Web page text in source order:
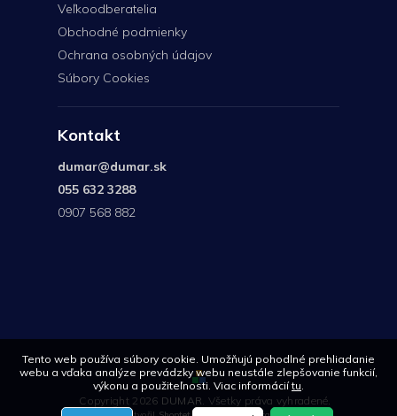
Tento web používa súbory cookie. Umožňujú pohodlné prehliadanie
webu a vďaka analýze prevádzky webu neustále zlepšovanie funkcií,
výkonu a použiteľnosti. Viac informáciítu.
Veľkoodberatelia
Obchodné podmienky
Ochrana osobných údajov
Súbory Cookies
Kontakt
dumar@dumar.sk
055 632 3288
0907 568 882
Copyright 2026 DUMAR. Všetky práva vyhradené.
568